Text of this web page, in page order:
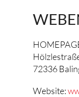
72336
Website: